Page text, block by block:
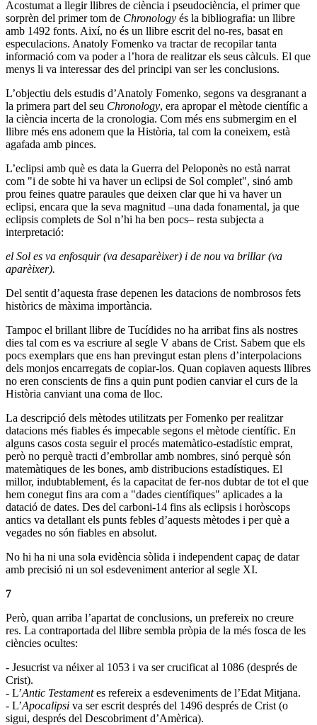
Acostumat a llegir llibres de ciència i pseudociència, el primer que
sorprèn del primer tom de Chronology és la bibliografia: un llibre
amb 1492 fonts. Així, no és un llibre escrit del no-res, basat en
especulacions. Anatoly Fomenko va tractar de recopilar tanta
informació com va poder a l’hora de realitzar els seus càlculs. El que
menys li va interessar des del principi van ser les conclusions.
L’objectiu dels estudis d’Anatoly Fomenko, segons va desgranant a
la primera part del seu Chronology, era apropar el mètode científic a
la ciència incerta de la cronologia. Com més ens submergim en el
llibre més ens adonem que la Història, tal com la coneixem, està
agafada amb pinces.
L’eclipsi amb què es data la Guerra del Peloponès no està narrat
com "i de sobte hi va haver un eclipsi de Sol complet", sinó amb
prou feines quatre paraules que deixen clar que hi va haver un
eclipsi, encara que la seva magnitud –una dada fonamental, ja que
eclipsis complets de Sol n’hi ha ben pocs– resta subjecta a
interpretació:
el Sol es va enfosquir (va desaparèixer) i de nou va brillar (va
aparèixer).
Del sentit d’aquesta frase depenen les datacions de nombrosos fets
històrics de màxima importància.
Tampoc el brillant llibre de Tucídides no ha arribat fins als nostres
dies tal com es va escriure al segle V abans de Crist. Sabem que els
pocs exemplars que ens han previngut estan plens d’interpolacions
dels monjos encarregats de copiar-los. Quan copiaven aquests llibres
no eren conscients de fins a quin punt podien canviar el curs de la
Història canviant una coma de lloc.
La descripció dels mètodes utilitzats per Fomenko per realitzar
datacions més fiables és impecable segons el mètode científic. En
alguns casos costa seguir el procés matemàtico-estadístic emprat,
però no perquè tracti d’embrollar amb nombres, sinó perquè són
matemàtiques de les bones, amb distribucions estadístiques. El
millor, indubtablement, és la capacitat de fer-nos dubtar de tot el que
hem conegut fins ara com a "dades científiques" aplicades a la
datació de dates. Des del carboni-14 fins als eclipsis i horòscops
antics va detallant els punts febles d’aquests mètodes i per què a
vegades no són fiables en absolut.
No hi ha ni una sola evidència sòlida i independent capaç de datar
amb precisió ni un sol esdeveniment anterior al segle XI.
7
Però, quan arriba l’apartat de conclusions, un prefereix no creure
res. La contraportada del llibre sembla pròpia de la més fosca de les
ciències ocultes:
- Jesucrist va néixer al 1053 i va ser crucificat al 1086 (després de
Crist).
- L’Antic Testamentes refereix a esdeveniments de l’Edat Mitjana.
- L’Apocalipsi va ser escrit després del 1496 després de Crist (o
sigui, després del Descobriment d’Amèrica).